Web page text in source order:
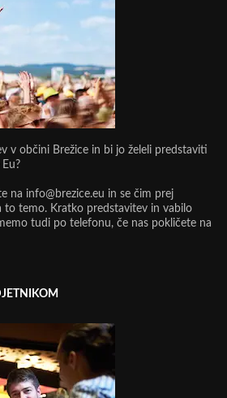
v občini Brežice in bi jo želeli predstaviti
na info@brezice.eu in se čim prej
to temo. Kratko predstavitev in vabilo
tudi po telefonu, če nas pokličete na